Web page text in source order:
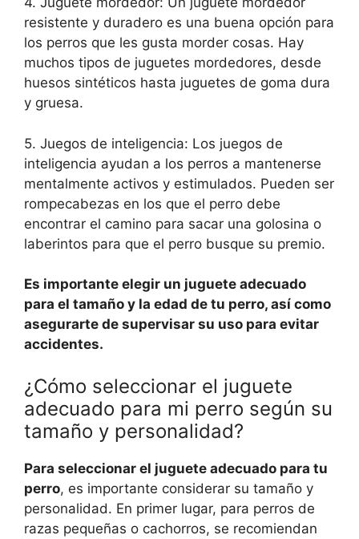
resistente y duradero es una buena opción para
los perros que les gusta morder cosas. Hay
muchos tipos de juguetes mordedores, desde
huesos sintéticos hasta juguetes de goma dura
y gruesa.
5. Juegos de inteligencia: Los juegos de
inteligencia ayudan a los perros a mantenerse
mentalmente activos y estimulados. Pueden ser
rompecabezas en los que el perro debe
encontrar el camino para sacar una golosina o
laberintos para que el perro busque su premio.
Es importante elegir un juguete adecuado
para el tamaño y la edad de tu perro, así como
asegurarte de supervisar su uso para evitar
accidentes.
¿Cómo seleccionar el juguete
adecuado para mi perro según su
tamaño y personalidad?
Para seleccionar el juguete adecuado para tu
perro, es importante considerar su tamaño y
personalidad. En primer lugar, para perros de
razas pequeñas o cachorros, se recomiendan